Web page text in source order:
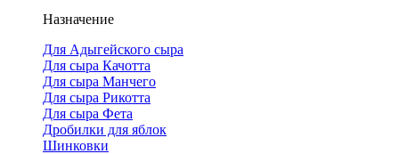
Назначение
Для Адыгейского сыра
Для сыра Качотта
Для сыра Манчего
Для сыра Рикотта
Для сыра Фета
Дробилки для яблок
Шинковки